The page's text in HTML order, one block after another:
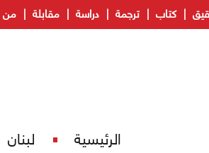
كتاب ترجمة دراسة مقابلة من
الرئيسية لبنان